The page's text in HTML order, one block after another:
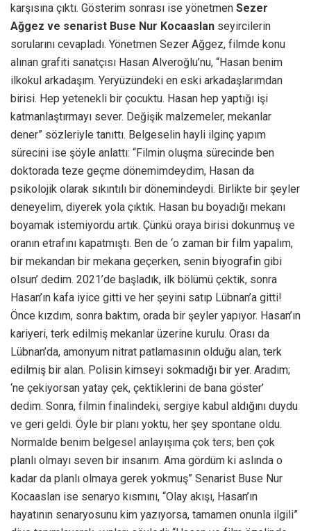
karşısına çıktı. Gösterim sonrası ise yönetmen Sezer
Ağgez ve senarist Buse Nur Kocaaslan seyircilerin
sorularını cevapladı. Yönetmen Sezer Ağgez, filmde konu
alınan grafiti sanatçısı Hasan Alveroğlu’nu, “Hasan benim
ilkokul arkadaşım. Yeryüzündeki en eski arkadaşlarımdan
birisi. Hep yetenekli bir çocuktu. Hasan hep yaptığı işi
katmanlaştırmayı sever. Değişik malzemeler, mekanlar
dener” sözleriyle tanıttı. Belgeselin hayli ilginç yapım
sürecini ise şöyle anlattı: “Filmin oluşma sürecinde ben
doktorada teze geçme dönemimdeydim, Hasan da
psikolojik olarak sıkıntılı bir dönemindeydi. Birlikte bir şeyler
deneyelim, diyerek yola çıktık. Hasan bu boyadığı mekanı
boyamak istemiyordu artık. Çünkü oraya birisi dokunmuş ve
oranın etrafını kapatmıştı. Ben de ‘o zaman bir film yapalım,
bir mekandan bir mekana geçerken, senin biyografin gibi
olsun’ dedim. 2021’de başladık, ilk bölümü çektik, sonra
Hasan’ın kafa iyice gitti ve her şeyini satıp Lübnan’a gitti!
Önce kızdım, sonra baktım, orada bir şeyler yapıyor. Hasan’ın
kariyeri, terk edilmiş mekanlar üzerine kurulu. Orası da
Lübnan’da, amonyum nitrat patlamasının olduğu alan, terk
edilmiş bir alan. Polisin kimseyi sokmadığı bir yer. Aradım;
‘ne çekiyorsan yatay çek, çektiklerini de bana göster’
dedim. Sonra, filmin finalindeki, sergiye kabul aldığını duydu
ve geri geldi. Öyle bir planı yoktu, her şey spontane oldu.
Normalde benim belgesel anlayışıma çok ters; ben çok
planlı olmayı seven bir insanım. Ama gördüm ki aslında o
kadar da planlı olmaya gerek yokmuş” Senarist Buse Nur
Kocaaslan ise senaryo kısmını, “Olay akışı, Hasan’ın
hayatının senaryosunu kim yazıyorsa, tamamen onunla ilgili”